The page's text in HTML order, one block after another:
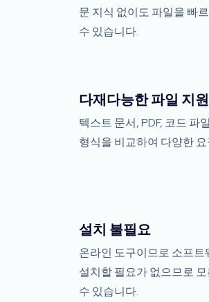
문 지식 없이도 파일을 빠
수 있습니다.
다재다능한 파일 지원
텍스트 문서, PDF, 코드 파
형식을 비교하여 다양한
설치 불필요
온라인 도구이므로 소프
설치할 필요가 없으므로
수 있습니다.